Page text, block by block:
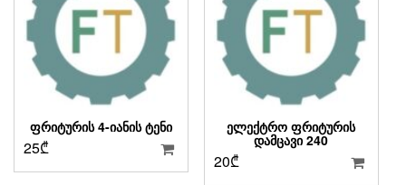
ᲤᲠᲘᲢᲣᲠᲘᲡ 4-ᲘᲐᲜᲘᲡ ᲢᲔᲜᲘ
25₾
ᲔᲚᲔᲥᲢᲠᲝ ᲤᲠᲘᲢᲣᲠᲘᲡ
ᲓᲐᲛᲪᲐᲕᲘ 240
20₾